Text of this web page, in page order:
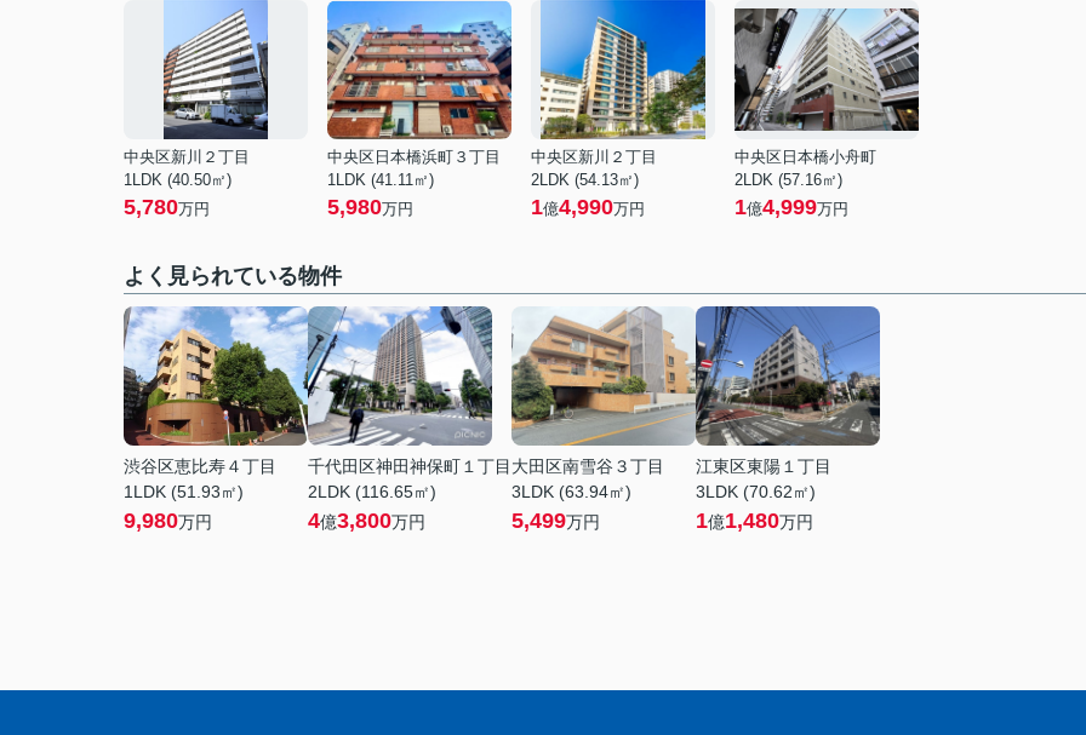
中央区新川２丁目
1LDK (40.50㎡)
5,780万円
中央区日本橋浜町３丁目
1LDK (41.11㎡)
5,980万円
中央区新川２丁目
2LDK (54.13㎡)
1億4,990万円
中央区日本橋小舟町
2LDK (57.16㎡)
1億4,999万円
よく見られている物件
渋谷区恵比寿４丁目
1LDK (51.93㎡)
9,980万円
千代田区神田神保町１丁目
2LDK (116.65㎡)
4億3,800万円
大田区南雪谷３丁目
3LDK (63.94㎡)
5,499万円
江東区東陽１丁目
3LDK (70.62㎡)
1億1,480万円